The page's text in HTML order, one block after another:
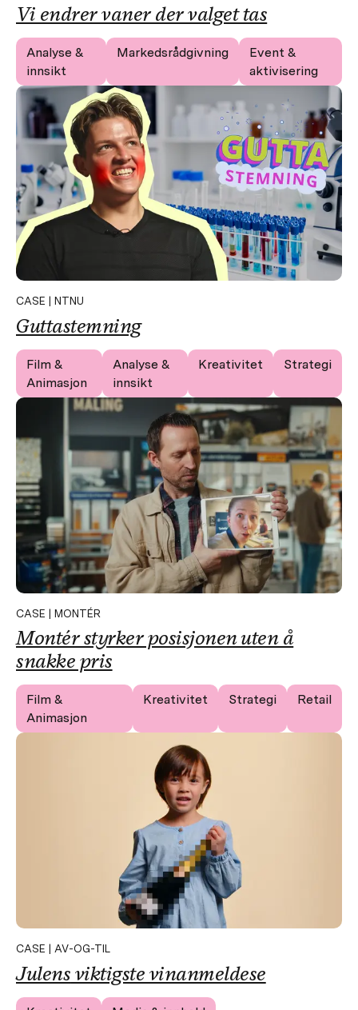
Vi endrer vaner der valget tas
Analyse &
innsikt
Markedsrådgivning
Event &
aktivisering
CASE | NTNU
Guttastemning
Film &
Animasjon
Analyse &
innsikt
Kreativitet Strategi
CASE | MONTÉR
Montér styrker posisjonen uten å
snakke pris
Film &
Animasjon
Kreativitet Strategi Retail
CASE | AV-OG-TIL
Julens viktigste vinanmeldese